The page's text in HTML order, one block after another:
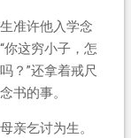
准许他入学念
这穷小子，怎
？”还拿着戒尺
书的事。
亲乞讨为生。